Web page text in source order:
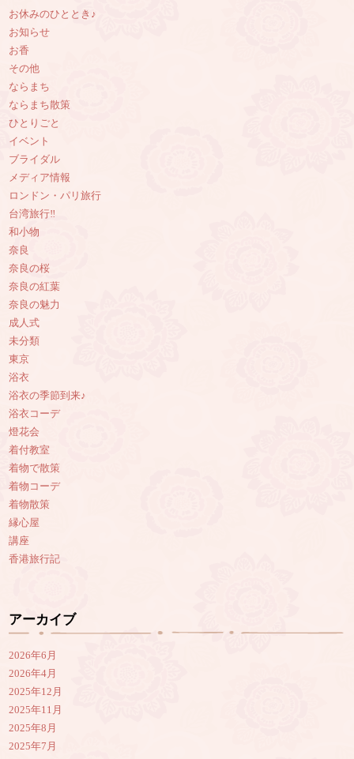
お休みのひととき♪
お知らせ
お香
その他
ならまち
ならまち散策
ひとりごと
イベント
ブライダル
メディア情報
ロンドン・パリ旅行
台湾旅行‼︎
和小物
奈良
奈良の桜
奈良の紅葉
奈良の魅力
成人式
未分類
東京
浴衣
浴衣の季節到来♪
浴衣コーデ
燈花会
着付教室
着物で散策
着物コーデ
着物散策
縁心屋
講座
香港旅行記
アーカイブ
2026年6月
2026年4月
2025年12月
2025年11月
2025年8月
2025年7月